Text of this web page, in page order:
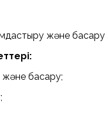
және басқару
басқару;